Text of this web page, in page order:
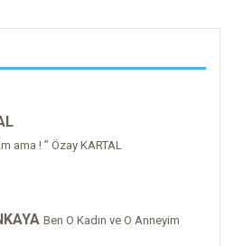
ama ! ” Özay KARTAL
Ben O Kadın ve O Anneyim